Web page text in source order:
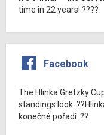
time in 22 years! ????
Facebook
The Hlinka Gretzky
standings look.
konečné pořadí. ??